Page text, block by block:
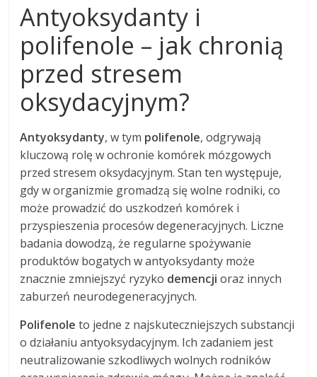
Antyoksydanty i
polifenole – jak chronią
przed stresem
oksydacyjnym?
Antyoksydanty, w tym polifenole, odgrywają
kluczową rolę w ochronie komórek mózgowych
przed stresem oksydacyjnym. Stan ten występuje,
gdy w organizmie gromadzą się wolne rodniki, co
może prowadzić do uszkodzeń komórek i
przyspieszenia procesów degeneracyjnych. Liczne
badania dowodzą, że regularne spożywanie
produktów bogatych w antyoksydanty może
znacznie zmniejszyć ryzyko demencji oraz innych
zaburzeń neurodegeneracyjnych.
Polifenole to jedne z najskuteczniejszych substancji
o działaniu antyoksydacyjnym. Ich zadaniem jest
neutralizowanie szkodliwych wolnych rodników